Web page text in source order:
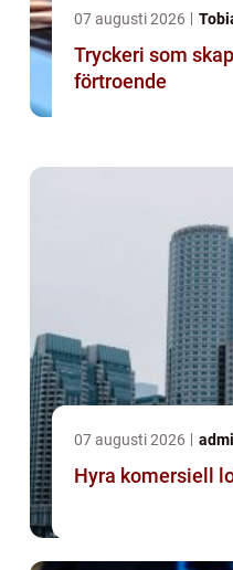
07 augusti 2026
Tryckeri som
förtroende
07 augusti 2026
Hyra komersiell